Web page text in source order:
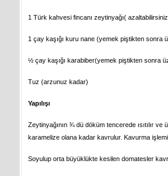
1 Türk kahvesi fincanı zeytinyağı(
1 çay kaşığı kuru nane (yemek piştikten sonra
½ çay kaşığı karabiber(yemek piştikten sonra
Tuz (arzunuz kadar)
Yapılışı
Zeytinyağının ¾ dü döküm tencerede ısıtılır
karamelize olana kadar kavrulur. Kavurma
Soyulup orta büyüklükte kesilen domatesler